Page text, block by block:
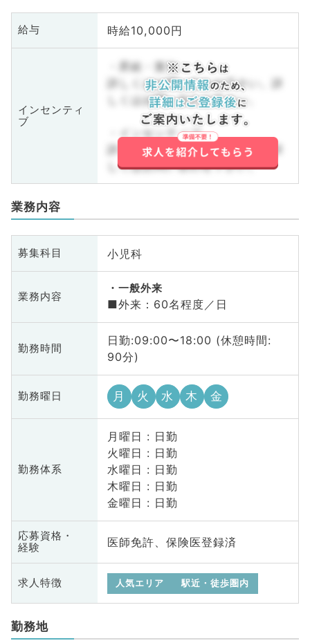
給与 時給10,000円
インセンティ
ブ
・昇給・賞与
詳しくはお問い合わせ下さい。詳
しくはお問い合わせ下さい。
・インセンティブ
詳しくはお問い合わせ下さい。詳
しくはお問い合わせ下さい。
業務内容
募集科目 小児科
業務内容
一般外来
■外来：60名程度／日
勤務時間
日勤:09:00〜18:00 (休憩時間:
90分)
勤務曜日 月 火 水 木 金
勤務体系
月曜日 : 日勤
火曜日 : 日勤
水曜日 : 日勤
木曜日 : 日勤
金曜日 : 日勤
応募資格・
経験
医師免許、保険医登録済
求人特徴 人気エリア 駅近・徒歩圏内
勤務地